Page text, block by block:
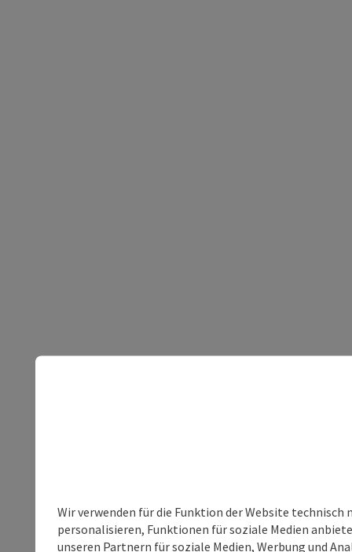
Wir verwenden für die Funktion der Website
personalisieren, Funktionen für soziale Medien
unseren Partnern für soziale Medien, Werbung und